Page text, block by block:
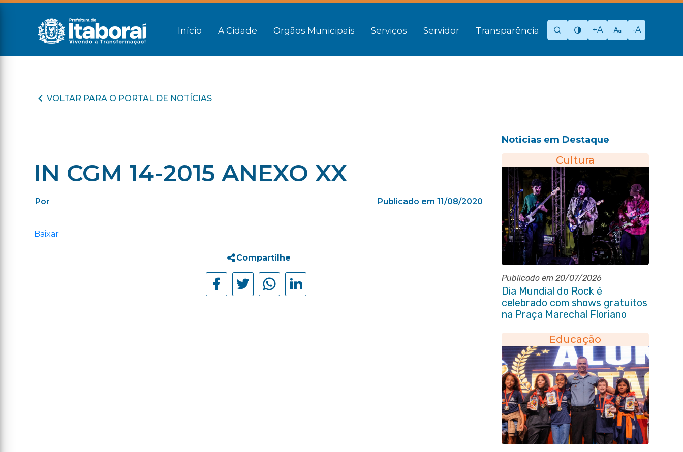
Início A Cidade Orgãos Municipais Serviços Servidor Transparência +A -A
VOLTAR PARA O PORTAL DE NOTÍCIAS
IN CGM 14-2015 ANEXO XX
Por Publicado em 11/08/2020
Baixar
Compartilhe
Noticias em Destaque
Cultura
Publicado em 20/07/2026
Dia Mundial do Rock é
celebrado com shows gratuitos
na Praça Marechal Floriano
Educação